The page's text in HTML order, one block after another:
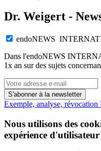
Dr. Weigert -
endoNEWS
Dans l'endoNEWS
1x an sur des sujets
S'abonner à la newsletter
Exemple, analyse, révocation
Nous utilisons des
expérience d'utilisateur